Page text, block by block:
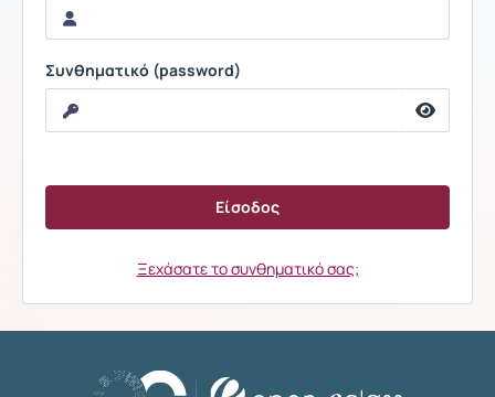
Συνθηματικό (password)
Ξεχάσατε το συνθηματικό σας;